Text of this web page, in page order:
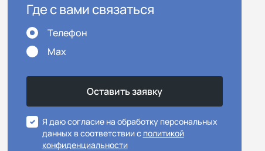
Где с вами связаться
Телефон
Max
Я даю согласие на обработку персональных
данных в соответствии с политикой
конфиденциальности